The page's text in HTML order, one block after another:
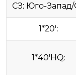
СЗ: Юго-Запад/
1*20':
1*40'HQ: